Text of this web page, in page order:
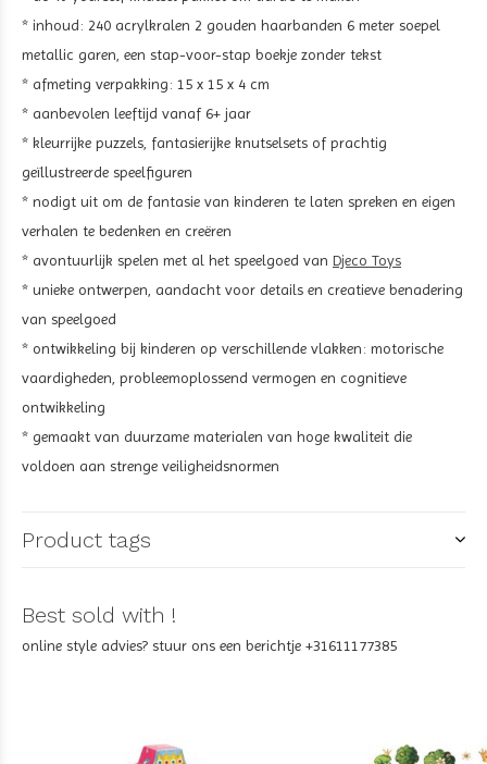
* inhoud: 240 acrylkralen 2 gouden haarbanden 6 meter soepel
metallic garen, een stap-voor-stap boekje zonder tekst
* afmeting verpakking: 15 x 15 x 4 cm
* aanbevolen leeftijd vanaf 6+ jaar
* kleurrijke puzzels, fantasierijke knutselsets of prachtig
geïllustreerde speelfiguren
* nodigt uit om de fantasie van kinderen te laten spreken en eigen
verhalen te bedenken en creëren
* avontuurlijk spelen met al het speelgoed van Djeco Toys
* unieke ontwerpen, aandacht voor details en creatieve benadering
van speelgoed
* ontwikkeling bij kinderen op verschillende vlakken: motorische
vaardigheden, probleemoplossend vermogen en cognitieve
ontwikkeling
* gemaakt van duurzame materialen van hoge kwaliteit die
voldoen aan strenge veiligheidsnormen
Product tags
Best sold with !
online style advies? stuur ons een berichtje +31611177385